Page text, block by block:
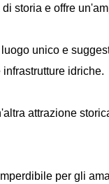
storia e offre
unico e
idriche.
attrazione
per gli